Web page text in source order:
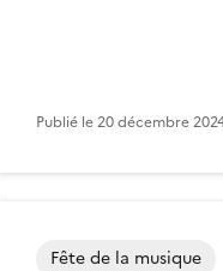
Publié le20 décembre
Fête de la musique